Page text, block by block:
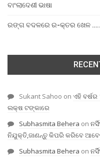
ବାଂଲାଦେଶୀ ଭାଷା
ରଙ୍ଗ ବଦଳରେ ର-କ୍ତର ଖେଳ …..
Sukant Sahoo on ଏହି
ଲକ୍ଷ ଟଙ୍କାରେ
Subhasmita Behera on
ନିଯୁକ୍ତି,ଜାଣନ୍ତୁ କିପରି କରିବେ
Subhasmita Behera on